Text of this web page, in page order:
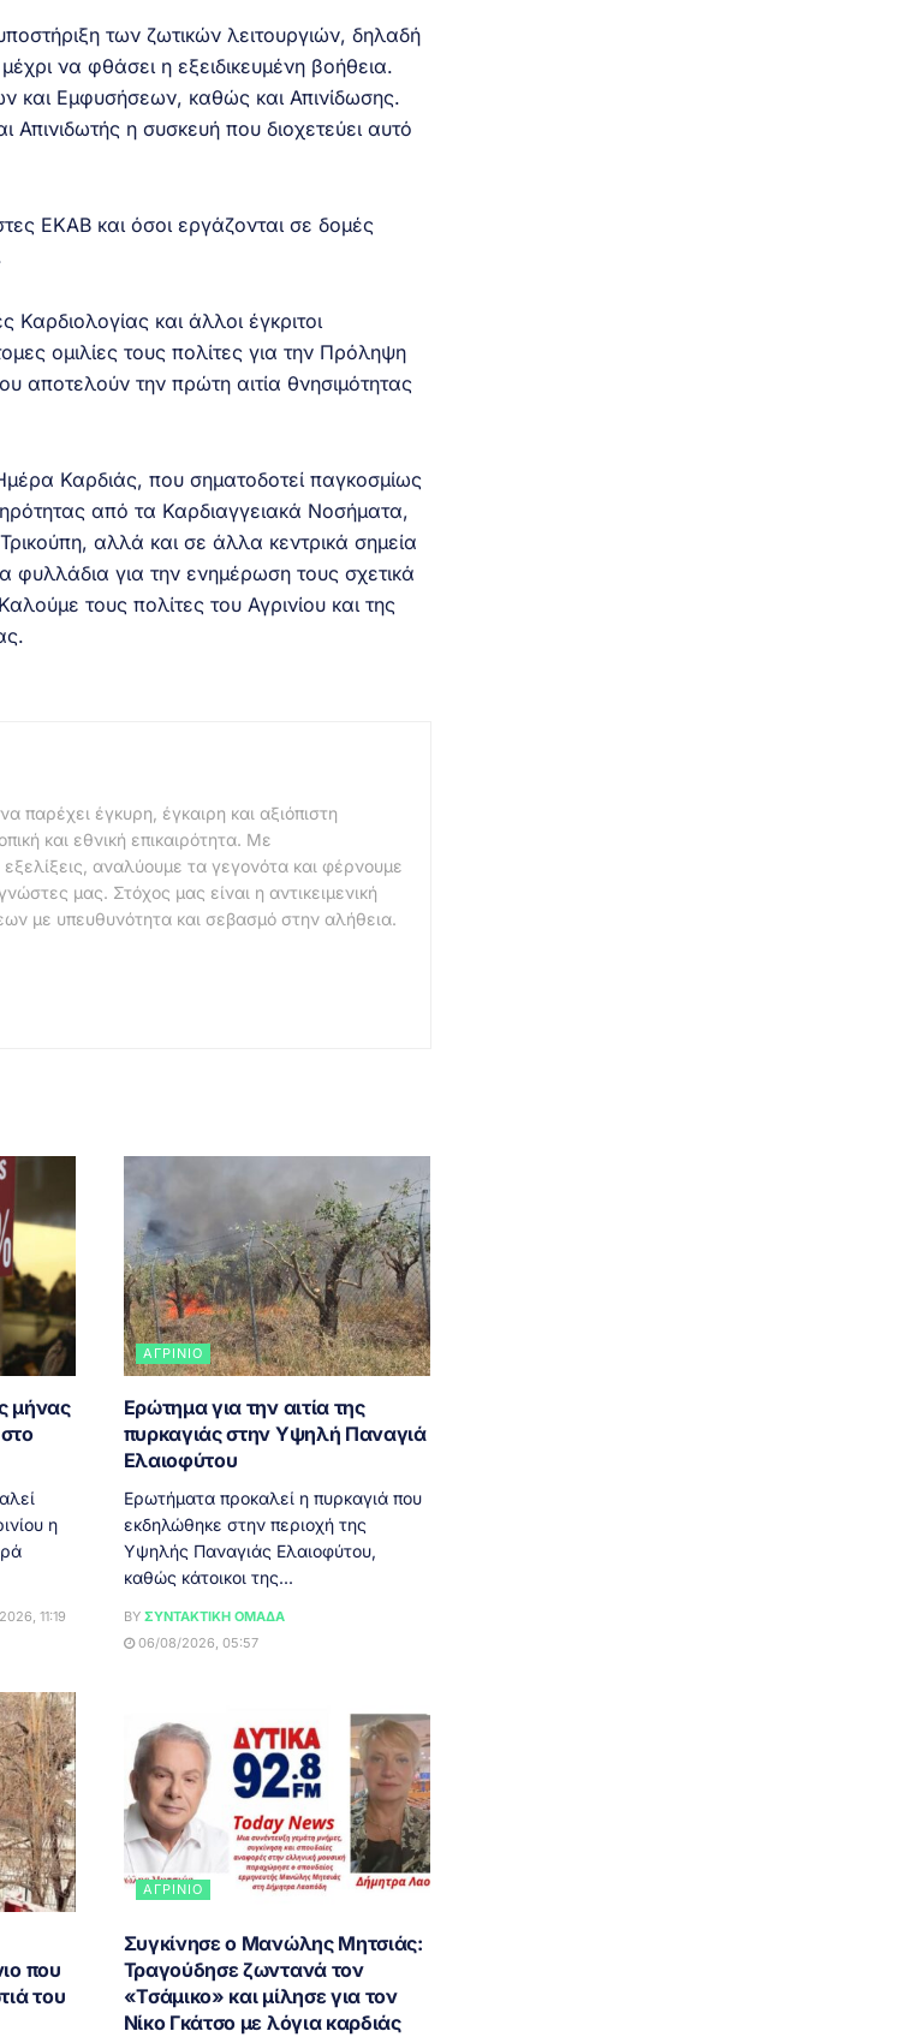
των ζωτικών λειτουργιών, δηλαδή
να φθάσει η εξειδικευμένη βοήθεια.
και Εμφυσήσεων, καθώς και Απινίδωσης.
Απινιδωτής η συσκευή που διοχετεύει αυτό
ΕΚΑΒ και όσοι εργάζονται σε δομές
και άλλοι έγκριτοι
ομιλίες τους πολίτες για την Πρόληψη
αποτελούν την πρώτη αιτία θνησιμότητας
Καρδιάς, που σηματοδοτεί παγκοσμίως
από τα Καρδιαγγειακά Νοσήματα,
αλλά και σε άλλα κεντρικά σημεία
φυλλάδια για την ενημέρωση τους σχετικά
τους πολίτες του Αγρινίου και της
παρέχει έγκυρη, έγκαιρη και αξιόπιστη
και εθνική επικαιρότητα. Με
αναλύουμε τα γεγονότα και φέρνουμε
μας. Στόχος μας είναι η αντικειμενική
με υπευθυνότητα και σεβασμό στην αλήθεια.
μήνας
η
11:19
ΑΓΡΊΝΙΟ
Ερώτημα για την αιτία της
πυρκαγιάς στην Υψηλή Παναγιά
Ελαιοφύτου
Ερωτήματα προκαλεί η πυρκαγιά που
εκδηλώθηκε στην περιοχή της
Υψηλής Παναγιάς Ελαιοφύτου,
καθώς κάτοικοι της...
BY ΣΥΝΤΑΚΤΙΚΉ ΟΜΆΔΑ
06/08/2026, 05:57
που
του
ΑΓΡΊΝΙΟ
Συγκίνησε ο Μανώλης Μητσιάς:
Τραγούδησε ζωντανά τον
«Τσάμικο» και μίλησε για τον
Νίκο Γκάτσο με λόγια καρδιάς